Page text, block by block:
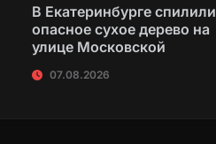
В Екатеринбурге спилили
опасное сухое дерево на
улице Московской
07.08.2026